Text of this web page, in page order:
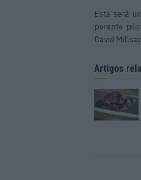
Esta será
perante
David
Artigos